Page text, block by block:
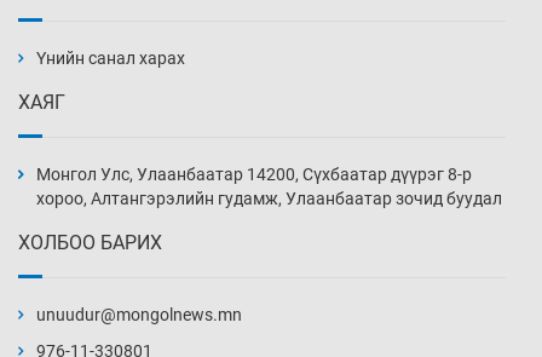
нэмэгджээ
14 цаг 38 мин
15 цаг 8 мин
Үнийн санал харах
ХАЯГ
Монгол Улс, Улаанбаатар 14200, Сүхбаатар дүүрэг 8-р
хороо, Алтангэрэлийн гудамж, Улаанбаатар зочид буудал
ХОЛБОО БАРИХ
unuudur@mongolnews.mn
976-11-330801